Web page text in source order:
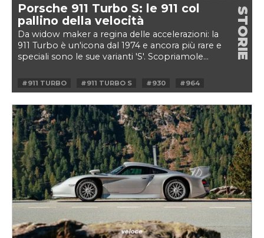
Porsche 911 Turbo S: le 911 col
pallino della velocità
Da widow maker a regina delle accelerazioni: la
911 Turbo è un'icona dal 1974 e ancora più rare e
speciali sono le sue varianti 'S'. Scopriamole...
STORIE
#911 TURBO #911 TURBO S #930
#964
#991
#993 #996 #997
#FLACHBAU
#FLAT-SIX
#FLATNOSE
#PORSCHE
#PORSCHE 911
#PORSCHE 911 TURBO S
#TURBO
#TURBO S